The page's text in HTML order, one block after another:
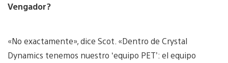
Vengador?
«No exactamente», dice Scot. «Dentro de Crystal
Dynamics tenemos nuestro ‘equipo PET’: el equipo